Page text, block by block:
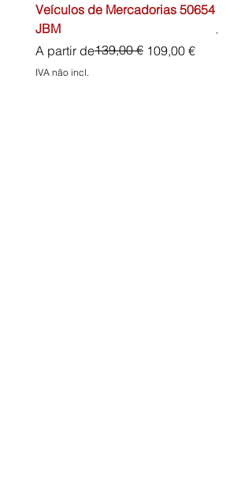
Veículos de Mercadorias 50654
JBM
A partir de
Preço normal139,00 € 109,00 €
Preço promocional
IVA não incl.
Preço
45,00 €